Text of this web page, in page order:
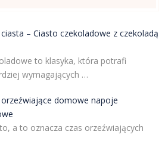
– Ciasto czekoladowe z czekoladą
to klasyka, która potrafi
wymagających …
orzeźwiające domowe napoje
a to oznacza czas orzeźwiających